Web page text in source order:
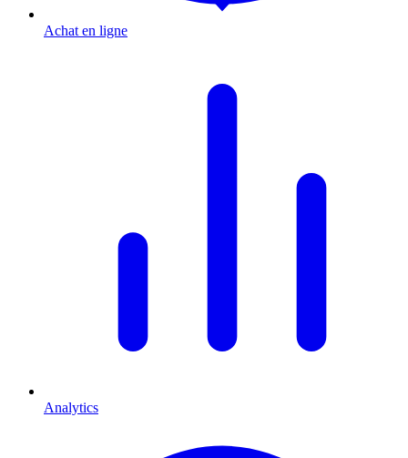
Achat en ligne
Analytics